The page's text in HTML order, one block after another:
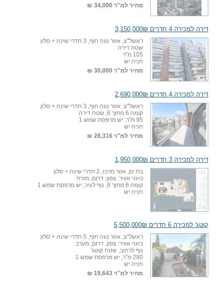
מחיר למ"ר 34,000 ₪
דירה למכירה 4 חדרים 3,150,000₪
ראשל"צ, אזור נווה חוף, 3 חדרי שינה + סלון
שטח דירה
105 מ"ר
חניה יש
מחיר למ"ר 30,000 ₪
דירה למכירה 4 חדרים 2,690,000₪
ראשל"צ, אזור נווה חוף, 3 חדרי שינה + סלון
קומה 6 מתוך 6, שטח דירה
95 מ"ר, יש מרפסת שמש 1
חניה יש
מחיר למ"ר 28,316 ₪
דירה למכירה 3 חדרים 1,950,000₪
בת ים, אזור מרכז, 2 חדרי שינה + סלון
כיווני אוויר: צפון, דרום, מזרח
קומה 6 מתוך 6, נוף לעיר, יש מרפסת שמש 1
חניה יש
קוטג' למכירה 6 חדרים 5,500,000₪
ראשל"צ, אזור נווה חוף, 5 חדרי שינה + סלון
כיווני אוויר: צפון, דרום, מערב
נוף לרחוב, שטח קוטג'
280 מ"ר, יש מרפסת שמש 1
חניה יש
מחיר למ"ר 19,643 ₪